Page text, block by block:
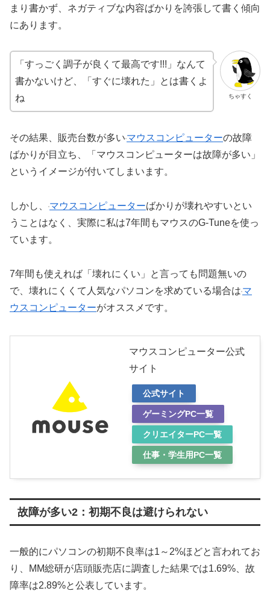
まり書かず、ネガティブな内容ばかりを誇張して書く傾向
にあります。
ちゃすく
「すっごく調子が良くて最高です!!!」なんて
書かないけど、「すぐに壊れた」とは書くよ
ね
その結果、販売台数が多い マウスコンピューターの故障
ばかりが目立ち、「マウスコンピューターは故障が多い」
というイメージが付いてしまいます。
しかし、 マウスコンピューターばかりが壊れやすいとい
うことはなく、実際に私は7年間もマウスのG-Tuneを使っ
ています。
7年間も使えれば「壊れにくい」と言っても問題無いの
で、壊れにくくて人気なパソコンを求めている場合は マ
ウスコンピューターがオススメです。
マウスコンピューター公式
サイト
公式サイト
ゲーミングPC一覧
クリエイターPC一覧
仕事・学生用PC一覧
故障が多い2：初期不良は避けられない
一般的にパソコンの初期不良率は1～2%ほどと言われてお
り、MM総研が店頭販売店に調査した結果では1.69%、故
障率は2.89%と公表しています。